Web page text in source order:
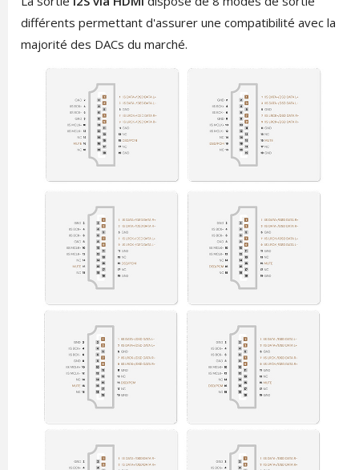
différents permettant d'assurer une compatibilité avec la
majorité des DACs du marché.